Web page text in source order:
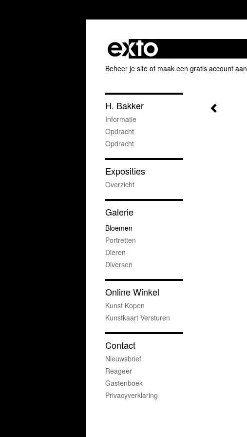
Beheer je site of maak een gratis account aan
H. Bakker
Informatie
Opdracht
Opdracht
Exposities
Overzicht
Galerie
Bloemen
Portretten
Dieren
Diversen
Online Winkel
Kunst Kopen
Kunstkaart Versturen
Contact
Nieuwsbrief
Reageer
Gastenboek
Privacyverklaring